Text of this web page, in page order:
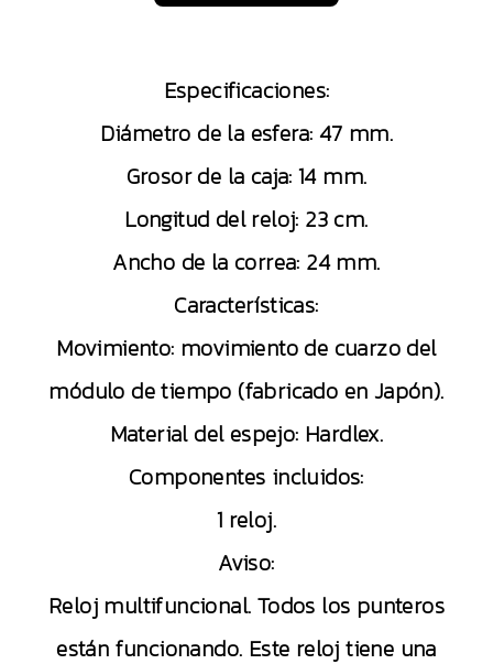
Especificaciones:
Diámetro de la esfera: 47 mm.
Grosor de la caja: 14 mm.
Longitud del reloj: 23 cm.
Ancho de la correa: 24 mm.
Características:
Movimiento: movimiento de cuarzo del
módulo de tiempo (fabricado en Japón).
Material del espejo: Hardlex.
Componentes incluidos:
1 reloj.
Aviso:
Reloj multifuncional. Todos los punteros
están funcionando. Este reloj tiene una